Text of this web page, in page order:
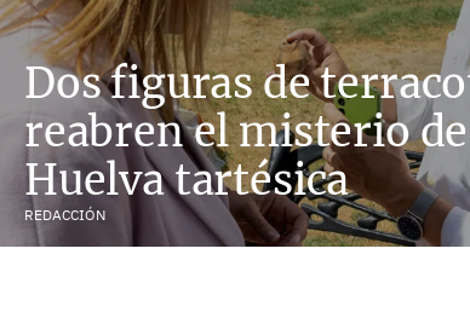
Dos figuras de
reabren el misterio
Huelva tartésica
REDACCIÓN